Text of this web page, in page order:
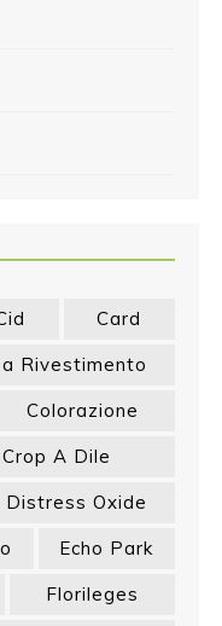
Card
Rivestimento
Colorazione
Crop A Dile
Distress Oxide
Echo Park
Florileges